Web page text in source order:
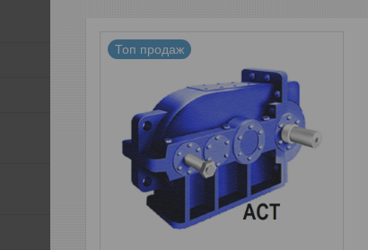
Топ продаж